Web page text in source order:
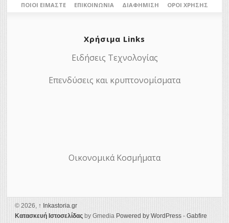
ΠΟΙΟΙ ΕΊΜΑΣΤΕ ΕΠΙΚΟΙΝΩΝΊΑ ΔΙΑΦΉΜΙΣΗ ΌΡΟΙ ΧΡΉΣΗΣ
Χρήσιμα Links
Ειδήσεις Τεχνολογίας
Επενδύσεις και κρυπτονομίσματα
Οικονομικά Κοσμήματα
© 2026, ↑ Ιnkastoria.gr
Κατασκευή Ιστοσελίδας by Gmedia Powered by WordPress - Gabfire